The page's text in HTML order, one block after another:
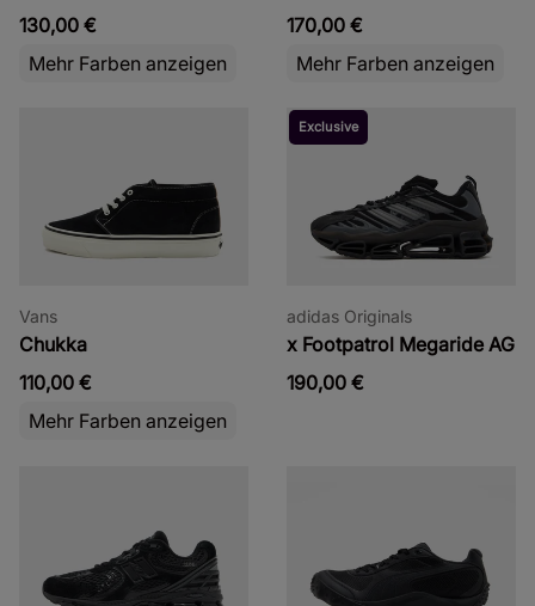
130,00 €
Mehr Farben anzeigen
170,00 €
Mehr Farben anzeigen
Vans
Chukka
110,00 €
Mehr Farben anzeigen
Exclusive
adidas Originals
x Footpatrol Megaride AG
190,00 €